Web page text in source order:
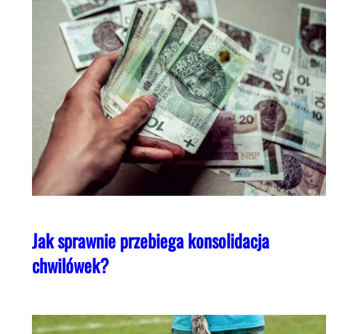
Jak sprawnie przebiega konsolidacja
chwilówek?